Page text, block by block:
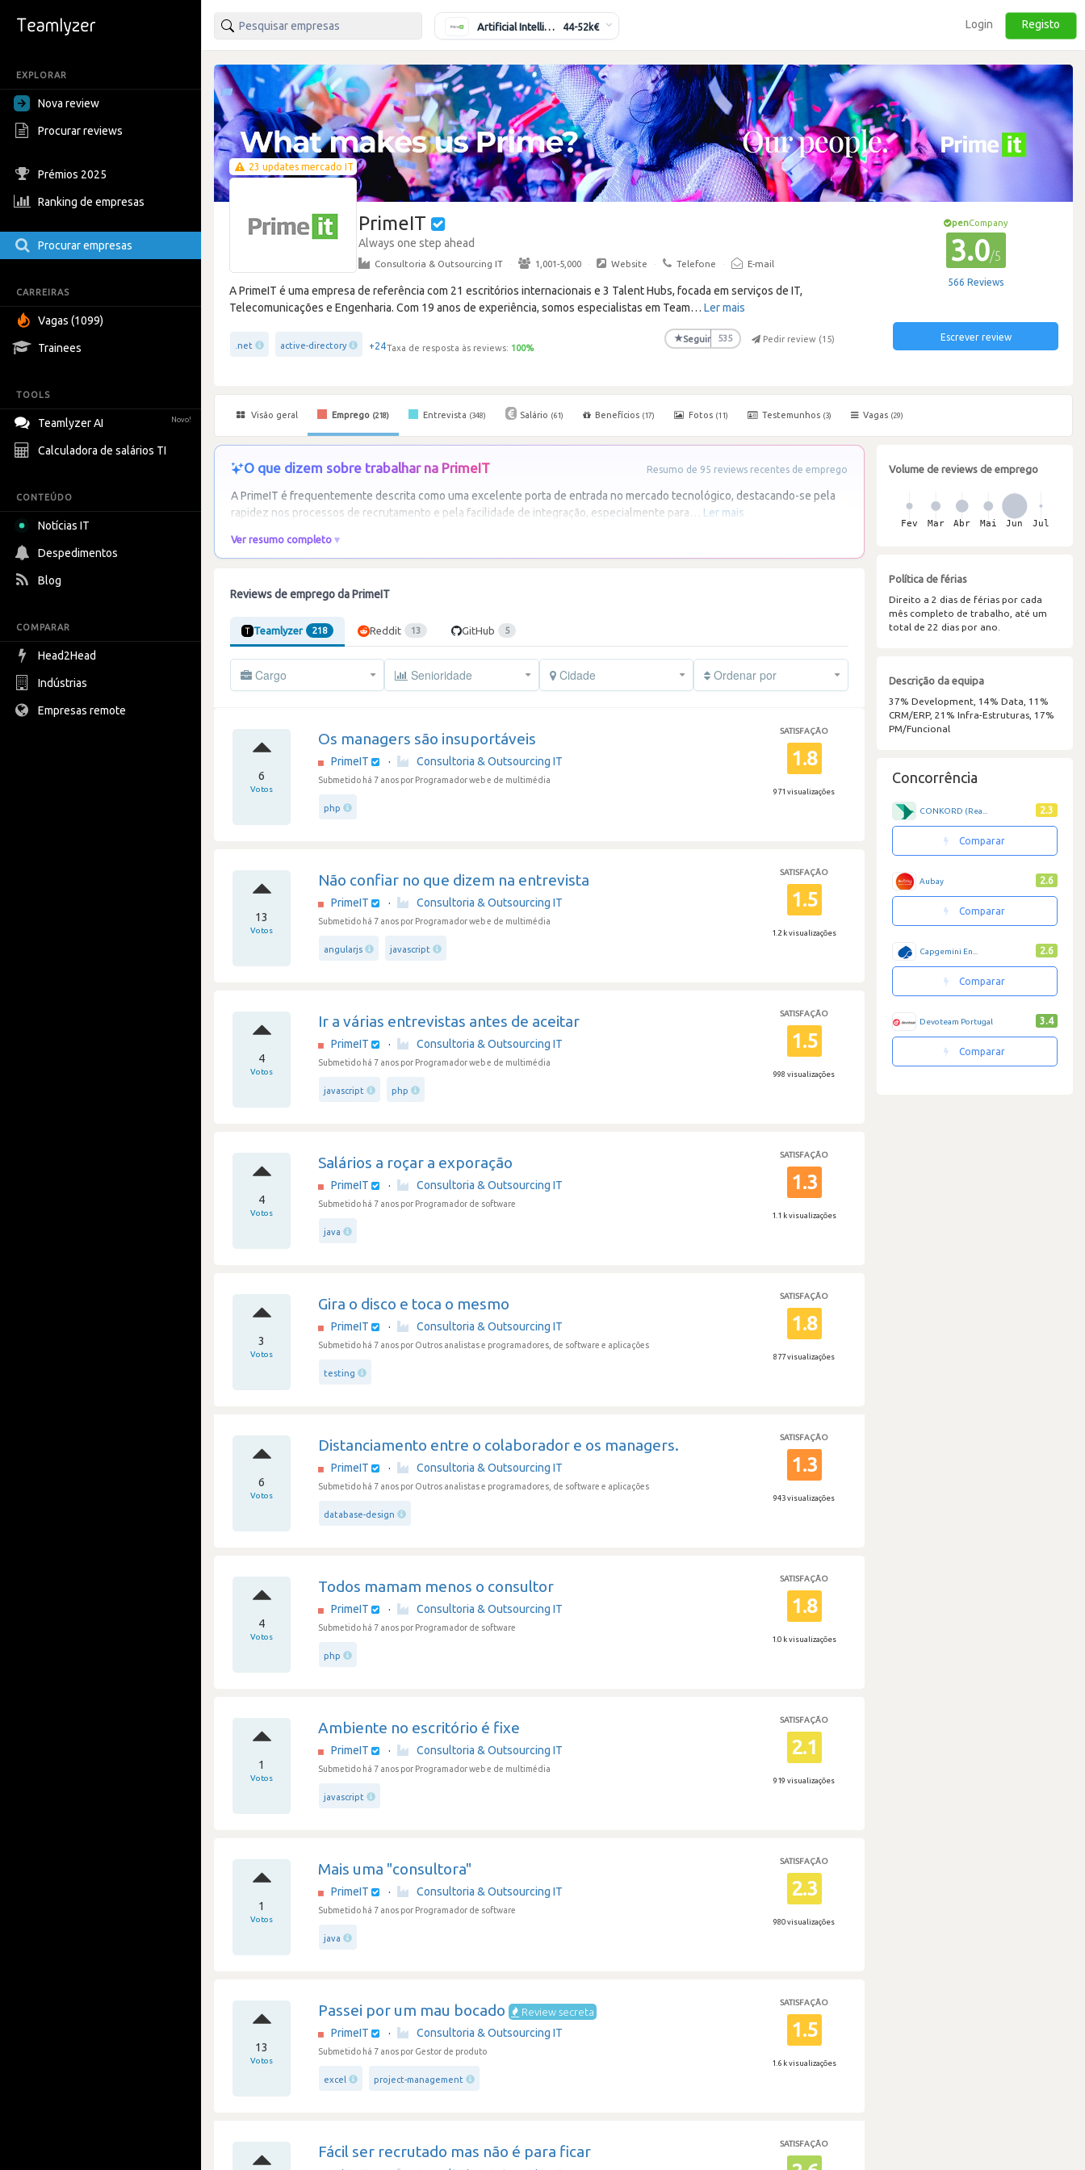
EXPLORAR
Nova review
Procurar reviews
Prémios 2025
Ranking de empresas
Procurar empresas
CARREIRAS
Vagas (1099)
Trainees
TOOLS
Teamlyzer AI Novo!
Calculadora de salários TI
CONTEÚDO
Notícias IT
Despedimentos
Blog
COMPARAR
Head2Head
Indústrias
Empresas remote
Artificial Intelligence Engineer 44-52k€ Login Registo
23 updates mercado IT
PrimeIT
Always one step ahead
Consultoria & Outsourcing IT · 1,001-5,000 · Website · Telefone · E-mail
A PrimeIT é uma empresa de referência com 21 escritórios internacionais e 3 Talent Hubs, focada em serviços de IT,
Telecomunicações e Engenharia. Com 19 anos de experiência, somos especialistas em Team… Ler mais
.net active-directory +24Taxa de resposta às reviews: 100%
★Seguir 535 Pedir review (15)
penCompany
3.0/5
566 Reviews
Escrever review
Visão geral Emprego (218) Entrevista (348) Salário (61) Benefícios (17) Fotos (11) Testemunhos (3) Vagas (29)
O que dizem sobre trabalhar na PrimeIT Resumo de 95 reviews recentes de emprego
A PrimeIT é frequentemente descrita como uma excelente porta de entrada no mercado tecnológico, destacando-se pela
rapidez nos processos de recrutamento e pela facilidade de integração, especialmente para… Ler mais
Ver resumo completo
Reviews de emprego da PrimeIT
Teamlyzer 218 Reddit 13 GitHub 5
Cargo Senioridade Cidade Ordenar por
6
Votos
Os managers são insuportáveis
PrimeIT · Consultoria & Outsourcing IT
Submetido há 7 anos por Programador web e de multimédia
php
SATISFAÇÃO
1.8
971 visualizações
13
Votos
Não confiar no que dizem na entrevista
PrimeIT · Consultoria & Outsourcing IT
Submetido há 7 anos por Programador web e de multimédia
angularjs javascript
SATISFAÇÃO
1.5
1.2 k visualizações
4
Votos
Ir a várias entrevistas antes de aceitar
PrimeIT · Consultoria & Outsourcing IT
Submetido há 7 anos por Programador web e de multimédia
javascript php
SATISFAÇÃO
1.5
998 visualizações
4
Votos
Salários a roçar a exporação
PrimeIT · Consultoria & Outsourcing IT
Submetido há 7 anos por Programador de software
java
SATISFAÇÃO
1.3
1.1 k visualizações
3
Votos
Gira o disco e toca o mesmo
PrimeIT · Consultoria & Outsourcing IT
Submetido há 7 anos por Outros analistas e programadores, de software e aplicações
testing
SATISFAÇÃO
1.8
877 visualizações
6
Votos
Distanciamento entre o colaborador e os managers.
PrimeIT · Consultoria & Outsourcing IT
Submetido há 7 anos por Outros analistas e programadores, de software e aplicações
database-design
SATISFAÇÃO
1.3
943 visualizações
4
Votos
Todos mamam menos o consultor
PrimeIT · Consultoria & Outsourcing IT
Submetido há 7 anos por Programador de software
php
SATISFAÇÃO
1.8
1.0 k visualizações
1
Votos
Ambiente no escritório é fixe
PrimeIT · Consultoria & Outsourcing IT
Submetido há 7 anos por Programador web e de multimédia
javascript
SATISFAÇÃO
2.1
919 visualizações
1
Votos
Mais uma "consultora"
PrimeIT · Consultoria & Outsourcing IT
Submetido há 7 anos por Programador de software
java
SATISFAÇÃO
2.3
980 visualizações
13
Votos
Passei por um mau bocado Review secreta
PrimeIT · Consultoria & Outsourcing IT
Submetido há 7 anos por Gestor de produto
excel project-management
SATISFAÇÃO
1.5
1.6 k visualizações
Fácil ser recrutado mas não é para ficar SATISFAÇÃO
Volume de reviews de emprego
Política de férias
Direito a 2 dias de férias por cada
mês completo de trabalho, até um
total de 22 dias por ano.
Descrição da equipa
37% Development, 14% Data, 11%
CRM/ERP, 21% Infra-Estruturas, 17%
PM/Funcional
Concorrência
CONKORD (Rea... 2.3
Comparar
Aubay 2.6
Comparar
Capgemini En... 2.6
Comparar
Devoteam Portugal 3.4
Comparar